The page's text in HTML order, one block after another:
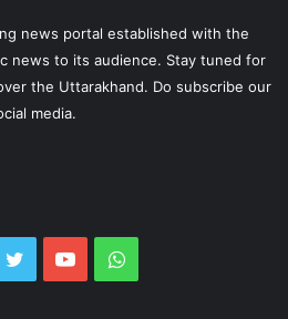
news portal established with the
news to its audience. Stay tuned for
the Uttarakhand. Do subscribe our
media.
Twitter YouTubeWhatsApp